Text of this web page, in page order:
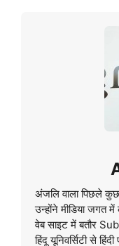
अंजलि वाला पिछले
उन्होंने मीडिया
वेब साइट में बतौर
हिंदू यूनिवर्सिटी से